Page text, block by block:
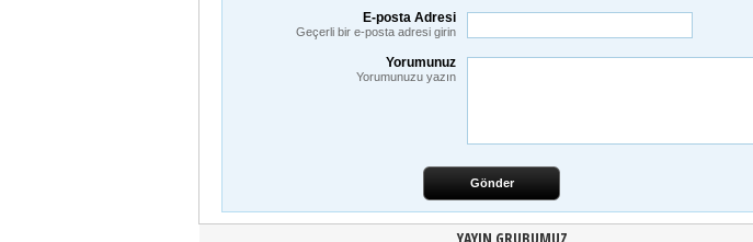
E-posta Adresi
Geçerli bir e-posta adresi girin
Yorumunuz
Yorumunuzu yazın
Gönder